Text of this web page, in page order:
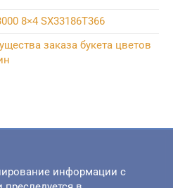
8×4 SX33186T366
заказа букета цветов
информации с